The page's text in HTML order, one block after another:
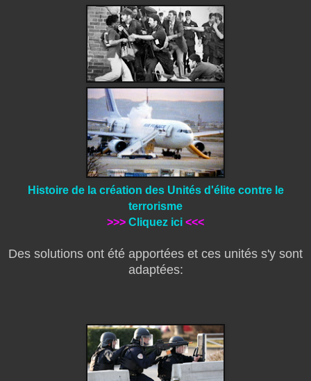
Histoire de la création des Unités d'élite contre le
terrorisme
>>> Cliquez ici <<<
Des solutions ont été apportées et ces unités s'y sont
adaptées: